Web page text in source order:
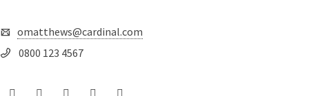
omatthews@cardinal.com
0800 123 4567